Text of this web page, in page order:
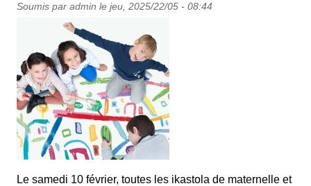
Soumis par admin le jeu, 2025/22/05 - 08:44
Le samedi 10 février, toutes les ikastola de maternelle et